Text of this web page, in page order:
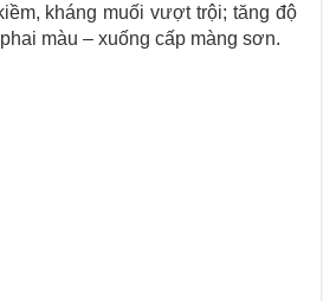
kháng muối vượt trội; tăng độ
màu – xuống cấp màng sơn.